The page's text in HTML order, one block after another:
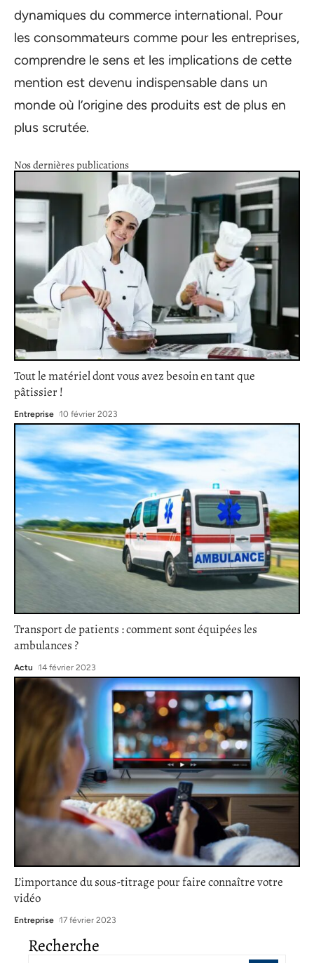
dynamiques du commerce international. Pour
les consommateurs comme pour les entreprises,
comprendre le sens et les implications de cette
mention est devenu indispensable dans un
monde où l’origine des produits est de plus en
plus scrutée.
Nos dernières publications
Tout le matériel dont vous avez besoin en tant que
pâtissier !
Entreprise 10 février 2023
Transport de patients : comment sont équipées les
ambulances ?
Actu 14 février 2023
L’importance du sous-titrage pour faire connaître votre
vidéo
Entreprise 17 février 2023
Recherche